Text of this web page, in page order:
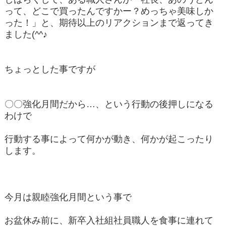
って、どこで買ったんですかー？めっちゃ美味しか
った！」と、期待以上のリアクションまで返ってき
ました(^^♪
ちょっとした事ですが
〇〇強化月間だから…、という行動の後押しになる
わけで
行動する事によって何かが動き、何かが起こったり
します。
今月は親睦強化月間という事で
お盆休み前に、新卒入社組社員職人を食事に連れて